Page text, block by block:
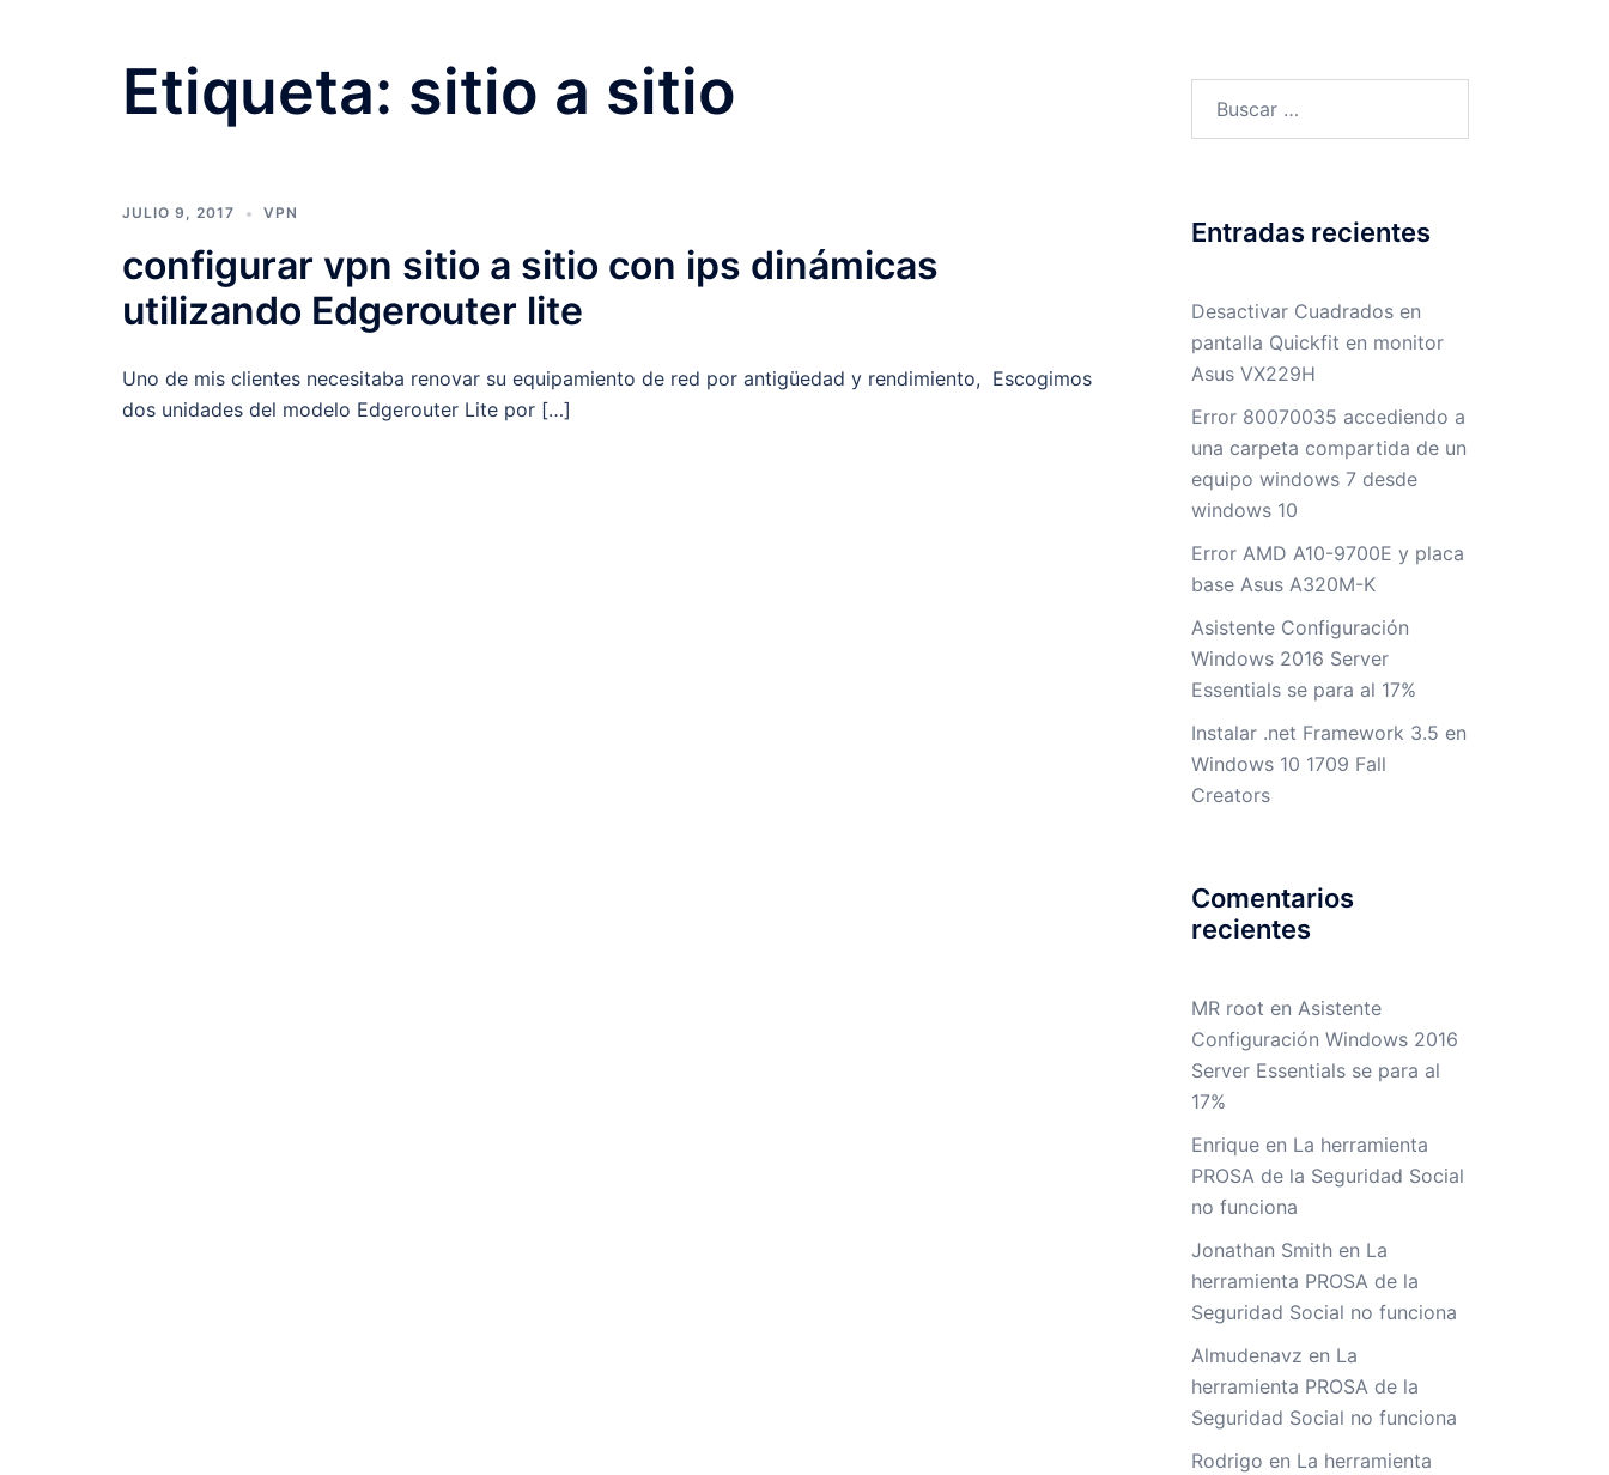
Etiqueta: sitio a sitio
JULIO 9, 2017 VPN
configurar vpn sitio a sitio con ips dinámicas
utilizando Edgerouter lite
Uno de mis clientes necesitaba renovar su equipamiento de red por antigüedad y rendimiento, Escogimos
dos unidades del modelo Edgerouter Lite por […]
Entradas recientes
Desactivar Cuadrados en
pantalla Quickfit en monitor
Asus VX229H
Error 80070035 accediendo a
una carpeta compartida de un
equipo windows 7 desde
windows 10
Error AMD A10-9700E y placa
base Asus A320M-K
Asistente Configuración
Windows 2016 Server
Essentials se para al 17%
Instalar .net Framework 3.5 en
Windows 10 1709 Fall
Creators
Comentarios
recientes
MR root en Asistente
Configuración Windows 2016
Server Essentials se para al
17%
Enriqueen La herramienta
PROSA de la Seguridad Social
no funciona
Jonathan Smithen La
herramienta PROSA de la
Seguridad Social no funciona
Almudenavz en La
herramienta PROSA de la
Seguridad Social no funciona
Rodrigo en La herramienta